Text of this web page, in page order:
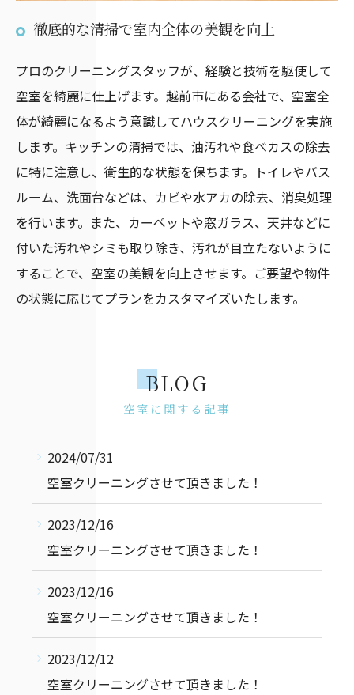
徹底的な清掃で室内全体の美観を向上
プロのクリーニングスタッフが、経験と技術を駆使して
空室を綺麗に仕上げます。越前市にある会社で、空室全
体が綺麗になるよう意識してハウスクリーニングを実施
します。キッチンの清掃では、油汚れや食べカスの除去
に特に注意し、衛生的な状態を保ちます。トイレやバス
ルーム、洗面台などは、カビや水アカの除去、消臭処理
を行います。また、カーペットや窓ガラス、天井などに
付いた汚れやシミも取り除き、汚れが目立たないように
することで、空室の美観を向上させます。ご要望や物件
の状態に応じてプランをカスタマイズいたします。
BLOG
空室に関する記事
2024/07/31
空室クリーニングさせて頂きました！
2023/12/16
空室クリーニングさせて頂きました！
2023/12/16
空室クリーニングさせて頂きました！
2023/12/12
空室クリーニングさせて頂きました！